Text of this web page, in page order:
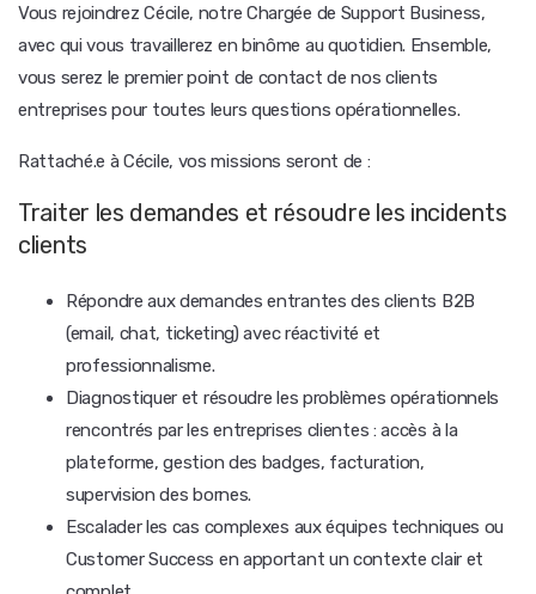
Vous rejoindrez Cécile, notre Chargée de Support Business,
avec qui vous travaillerez en binôme au quotidien. Ensemble,
vous serez le premier point de contact de nos clients
entreprises pour toutes leurs questions opérationnelles.
Rattaché.e à Cécile, vos missions seront de :
Traiter les demandes et résoudre les incidents
clients
Répondre aux demandes entrantes des clients B2B
(email, chat, ticketing) avec réactivité et
professionnalisme.
Diagnostiquer et résoudre les problèmes opérationnels
rencontrés par les entreprises clientes : accès à la
plateforme, gestion des badges, facturation,
supervision des bornes.
Escalader les cas complexes aux équipes techniques ou
Customer Success en apportant un contexte clair et